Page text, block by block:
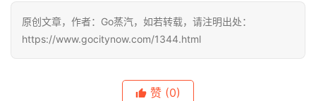
次
性
电
原创文章，作者：Go蒸汽，如若转载，请注明出处：
https://www.gocitynow.com/1344.html
赞 (0)